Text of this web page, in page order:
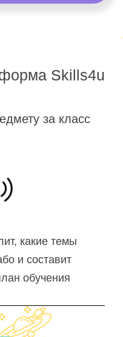
Skills4u
за класс
какие темы
и составит
обучения